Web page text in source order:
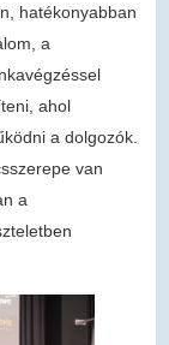
hatékonyabban
a
ahol
a dolgozók.
van
a